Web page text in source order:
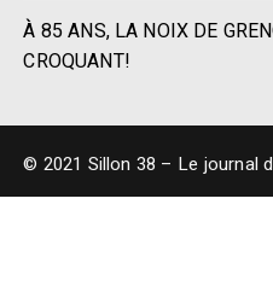
À 85 ANS, LA NOIX DE
CROQUANT!
© 2021 Sillon 38 – Le journal